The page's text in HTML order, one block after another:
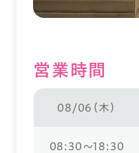
営業時間
08/06（木）
08:30～18:30